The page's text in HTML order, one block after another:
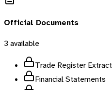
Official Documents
3 available
Trade Register Extract
Financial Statements